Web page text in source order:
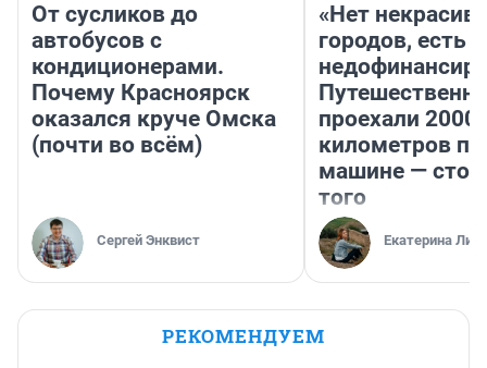
От сусликов до
автобусов с
кондиционерами.
Почему Красноярск
оказался круче Омска
(почти во всём)
Сергей Энквист
«Нет
городов, есть
проехали 2000
километров по
машине —
того
Екатерина
РЕКОМЕНДУЕМ